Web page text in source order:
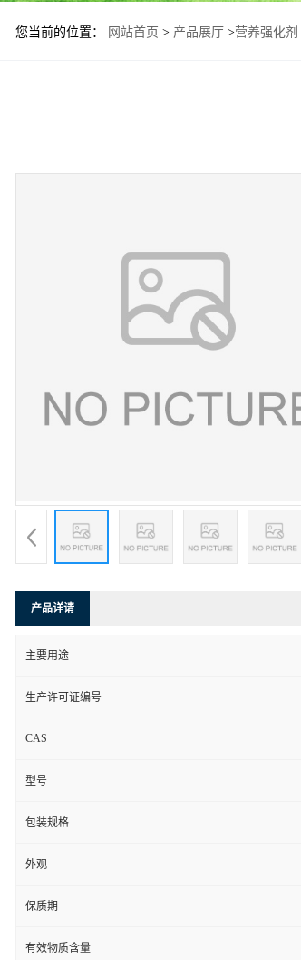
您当前的位置： 网站首页 > 产品展厅 >营养强化剂
产品详请
主要用途
生产许可证编号
CAS
型号
包装规格
外观
保质期
有效物质含量